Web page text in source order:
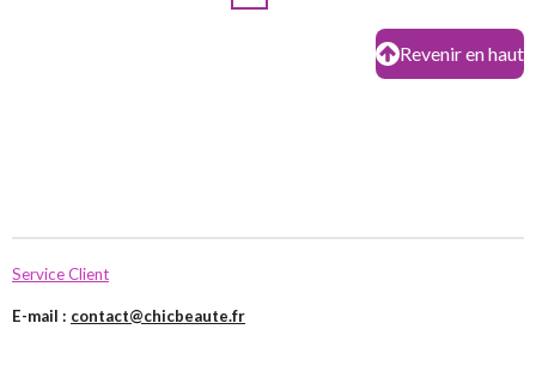
Revenir en haut
Service Client
E-mail : contact@chicbeaute.fr